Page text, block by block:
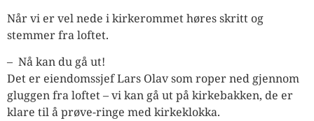
Når vi er vel nede i kirkerommet høres skritt og
stemmer fra loftet.
– Nå kan du gå ut!
Det er eiendomssjef Lars Olav som roper ned gjennom
gluggen fra loftet – vi kan gå ut på kirkebakken, de er
klare til å prøve-ringe med kirkeklokka.